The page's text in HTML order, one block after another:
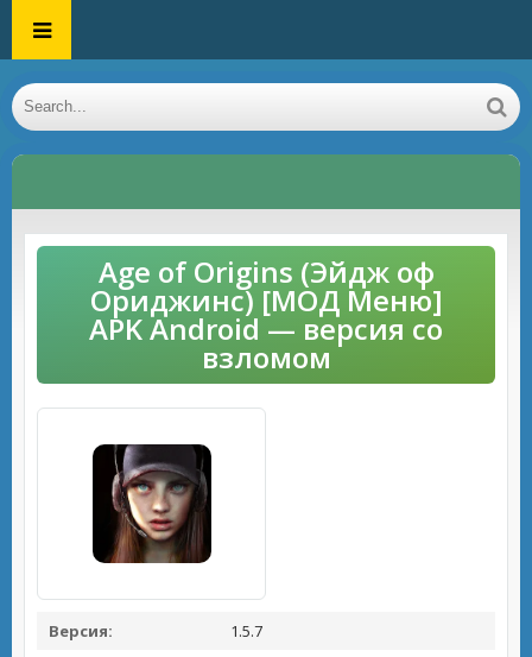
Age of Origins (Эйдж оф
Ориджинс) [МОД Меню]
APK Android — версия со
взломом
Версия:
1.5.7